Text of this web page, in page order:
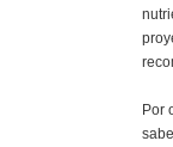
Por